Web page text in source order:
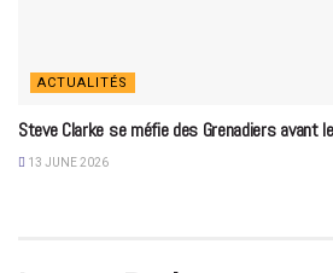
ACTUALITÉS
Steve Clarke se méfie des Grenadiers avant
13 JUNE 2026